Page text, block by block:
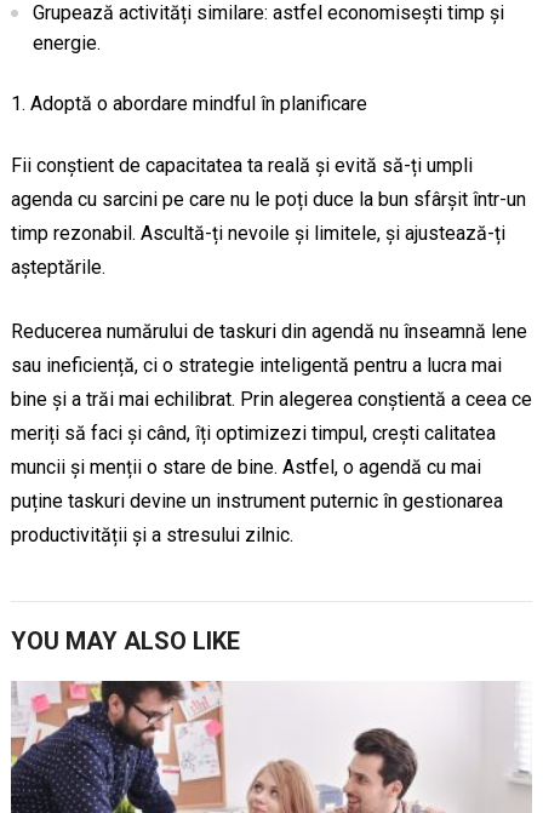
Grupează activități similare: astfel economisești timp și
energie.
Adoptă o abordare mindful în planificare
Fii conștient de capacitatea ta reală și evită să-ți umpli
agenda cu sarcini pe care nu le poți duce la bun sfârșit într-un
timp rezonabil. Ascultă-ți nevoile și limitele, și ajustează-ți
așteptările.
Reducerea numărului de taskuri din agendă nu înseamnă lene
sau ineficiență, ci o strategie inteligentă pentru a lucra mai
bine și a trăi mai echilibrat. Prin alegerea conștientă a ceea ce
meriți să faci și când, îți optimizezi timpul, crești calitatea
muncii și menții o stare de bine. Astfel, o agendă cu mai
puține taskuri devine un instrument puternic în gestionarea
productivității și a stresului zilnic.
YOU MAY ALSO LIKE